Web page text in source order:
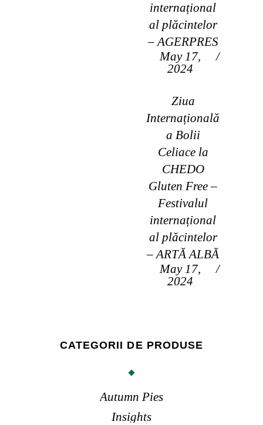
internațional
al plăcintelor
– AGERPRES
May 17,
2024
Ziua
Internațională
a Bolii
Celiace la
CHEDO
Gluten Free –
Festivalul
internațional
al plăcintelor
– ARTĂ ALBĂ
May 17,
2024
CATEGORII DE PRODUSE
Autumn Pies
Insights